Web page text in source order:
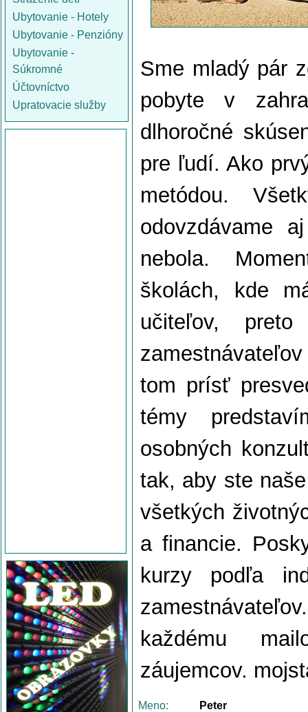
Ubytovanie - Hotely
Ubytovanie - Penzióny
Ubytovanie -
Súkromné
Účtovníctvo
Upratovacie služby
Sme mladý pár
pobyte v
dlhoročné
pre ľudí. Ako
metódou.
odovzdávame
nebola.
školách, kde
učiteľov,
tom prísť
témy
osobných
tak, aby ste
všetkých
a financie.
kurzy podľa
každému
záujemcov.
Meno:
Peter